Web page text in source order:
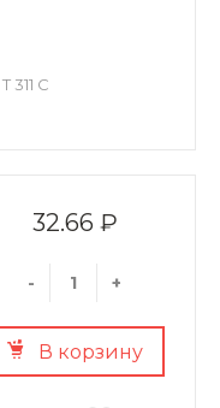
311 C
32.66 ₽
- +
В корзину